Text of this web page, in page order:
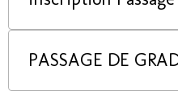
PASSAGE DE